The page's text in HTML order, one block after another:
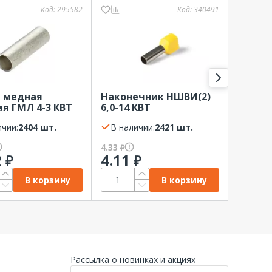
Код:295582
медная
ГМЛ 4-3 КВТ
2404 шт.
₽
В корзину
Код:340491
Наконечник НШВИ(2)
6,0-14 КВТ
В наличии:
2421 шт.
4.33₽
4.11 ₽
В корзину
Рассылка о новинках и акциях